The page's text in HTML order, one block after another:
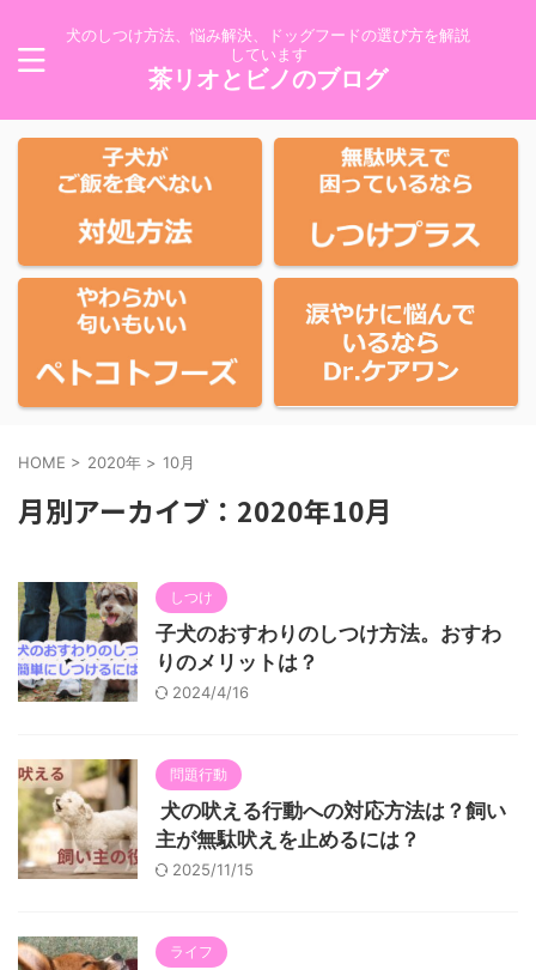
犬のしつけ方法、悩み解決、ドッグフードの選び方を解説
しています
茶リオとビノのブログ
HOME > 2020年 > 10月
月別アーカイブ：2020年10月
しつけ
子犬のおすわりのしつけ方法。おすわ
りのメリットは？
2024/4/16
問題行動
犬の吠える行動への対応方法は？飼い
主が無駄吠えを止めるには？
2025/11/15
ライフ